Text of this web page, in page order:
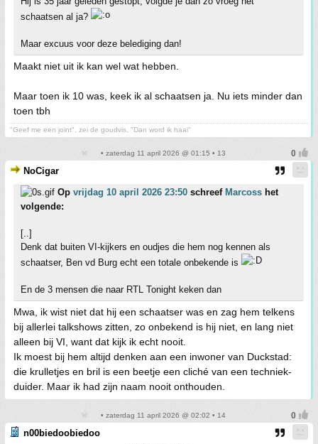
schaatsen al ja?
Maar excuus voor deze belediging dan!
Maakt niet uit ik kan wel wat hebben.
Maar toen ik 10 was, keek ik al schaatsen ja. Nu iets minder dan
toen tbh
"Geef me een joint", zei de goudvis, "Dan word ik haai"
• zaterdag 11 april 2026 @ 01:15 • 13
NoCigar
Op vrijdag 10 april 2026 23:50 schreef Marcoss het
volgende:
[..]
Denk dat buiten VI-kijkers en oudjes die hem nog kennen als
schaatser, Ben vd Burg echt een totale onbekende is
En de 3 mensen die naar RTL Tonight keken dan
Mwa, ik wist niet dat hij een schaatser was en zag hem telkens
bij allerlei talkshows zitten, zo onbekend is hij niet, en lang niet
alleen bij VI, want dat kijk ik echt nooit.
Ik moest bij hem altijd denken aan een inwoner van Duckstad:
die krulletjes en bril is een beetje een cliché van een techniek-
duider. Maar ik had zijn naam nooit onthouden.
• zaterdag 11 april 2026 @ 02:02 • 14
n00biedoobiedoo